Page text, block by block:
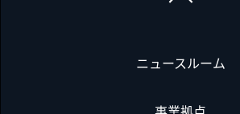
ニュースルーム